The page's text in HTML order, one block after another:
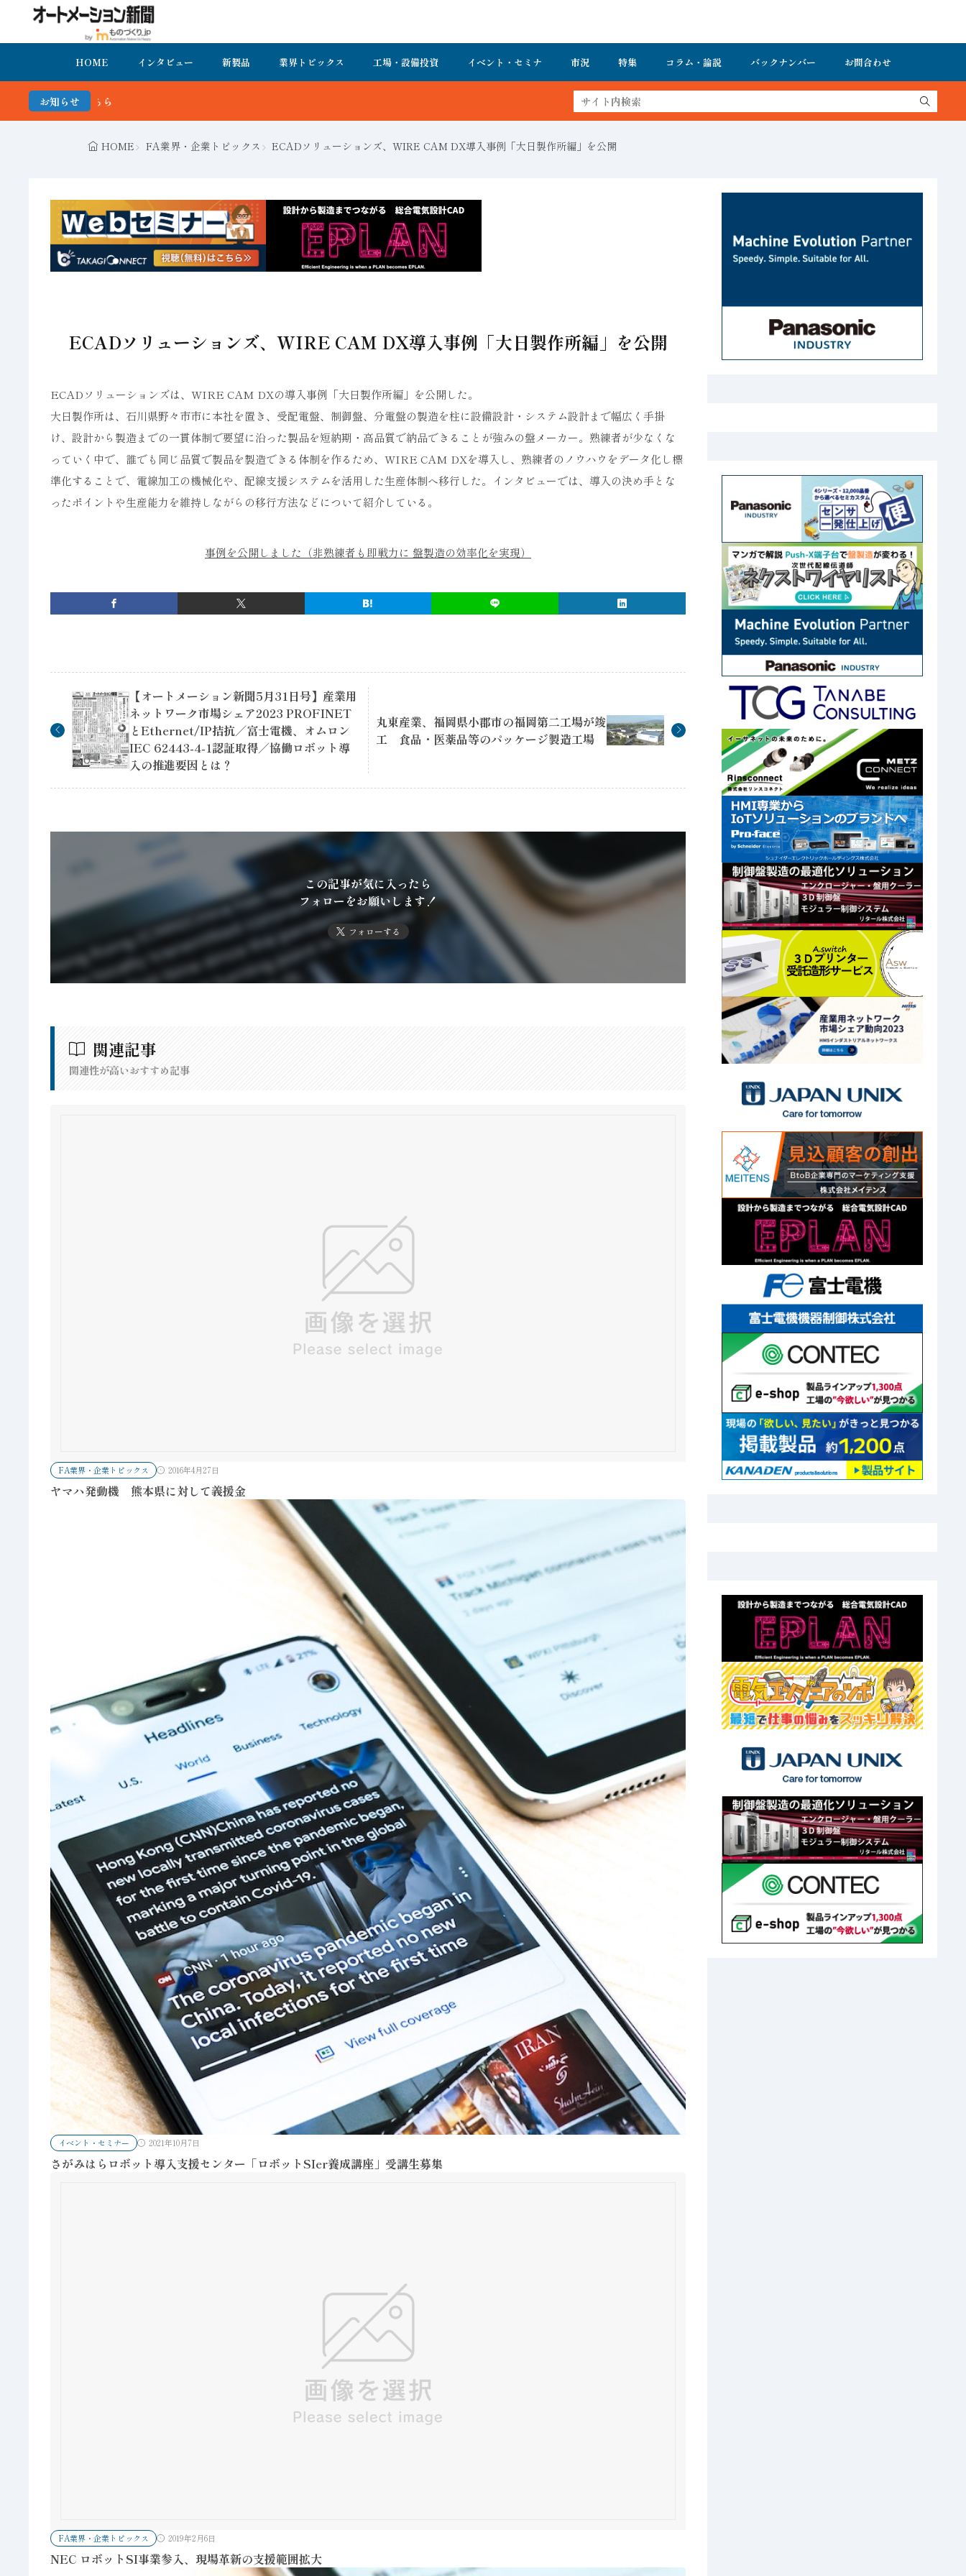
HOME インタビュー 新製品 業界トピックス 工場・設備投資 イベント・セミナ 市況 特集 コラム・論説 バックナンバー お問合わせ
お知らせ FA・製造業界の最新動向がまとめて分かる！オートメーション新聞 最新号＆バックナンバーを無料で公開中 詳細はこち
HOME FA業界・企業トピックス ECADソリューションズ、WIRE CAM DX導入事例「大日製作所編」を公開
ECADソリューションズ、WIRE CAM DX導入事例「大日製作所編」を公開
ECADソリューションズは、WIRE CAM DXの導入事例「大日製作所編」を公開した。
大日製作所は、石川県野々市市に本社を置き、受配電盤、制御盤、分電盤の製造を柱に設備設計・システム設計まで幅広く手掛
け、設計から製造までの一貫体制で要望に沿った製品を短納期・高品質で納品できることが強みの盤メーカー。熟練者が少なくな
っていく中で、誰でも同じ品質で製品を製造できる体制を作るため、WIRE CAM DXを導入し、熟練者のノウハウをデータ化し標
準化することで、電線加工の機械化や、配線支援システムを活用した生産体制へ移行した。インタビューでは、導入の決め手とな
ったポイントや生産能力を維持しながらの移行方法などについて紹介している。
事例を公開しました（非熟練者も即戦力に 盤製造の効率化を実現）
【オートメーション新聞5月31日号】産業用
ネットワーク市場シェア2023 PROFINET
とEthernet/IP拮抗／富士電機、オムロン
IEC 62443-4-1認証取得／協働ロボット導
入の推進要因とは？
丸東産業、福岡県小郡市の福岡第二工場が竣
工 食品・医薬品等のパッケージ製造工場
この記事が気に入ったら
フォローをお願いします！
フォローする
関連記事
関連性が高いおすすめ記事
FA業界・企業トピックス 2016年4月27日
ヤマハ発動機 熊本県に対して義援金
イベント・セミナー 2021年10月7日
さがみはらロボット導入支援センター「ロボットSIer養成講座」受講生募集
FA業界・企業トピックス 2019年2月6日
NEC ロボットSI事業参入、現場革新の支援範囲拡大